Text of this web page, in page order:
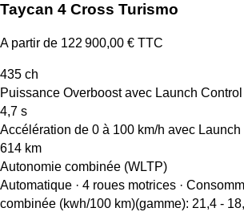
Taycan 4 Cross Turismo
A partir de 122 900,00 € TTC
435 ch
Puissance Overboost avec Launch
4,7 s
Accélération de 0 à 100 km/h avec Launch
614 km
Autonomie combinée (WLTP)
Automatique · 4 roues motrices ·
combinée (kwh/100 km)(gamme): 21,4 -